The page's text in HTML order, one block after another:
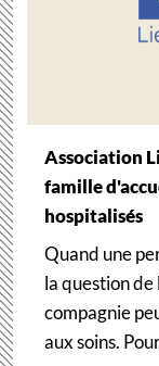
Association
famille
hospitalisés
Quand une
la question de
compagnie
aux soins.